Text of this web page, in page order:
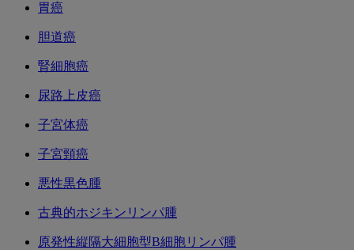
胃癌
胆道癌
腎細胞癌
尿路上皮癌
子宮体癌
子宮頸癌
悪性黒色腫
古典的ホジキンリンパ腫
原発性縦隔大細胞型B細胞リンパ腫